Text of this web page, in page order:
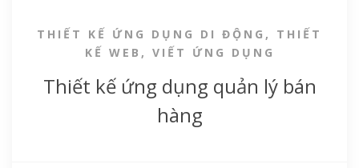
THIẾT KẾ ỨNG DỤNG DI ĐỘNG , THIẾT
KẾ WEB , VIẾT ỨNG DỤNG
Thiết kế ứng dụng quản lý bán
hàng